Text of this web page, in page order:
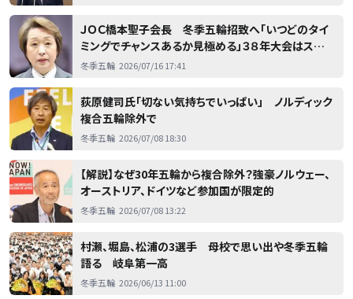
ＪＯＣ橋本聖子会長 冬季五輪招致へ「いつどのタイ
ミングでチャンスあるか見極める」３８年大会はスイス
優先権
冬季五輪 2026/07/16 17:41
荻原健司氏「切ない気持ちでいっぱい」 ノルディック
複合五輪除外で
冬季五輪 2026/07/08 18:30
【解説】なぜ30年五輪から複合除外？強豪ノルウェー、
オーストリア、ドイツなど参加国が限定的
冬季五輪 2026/07/08 13:22
村瀬、堀島、松浦の3選手 母校で思い出や冬季五輪
語る 岐阜第一高
冬季五輪 2026/06/13 11:00